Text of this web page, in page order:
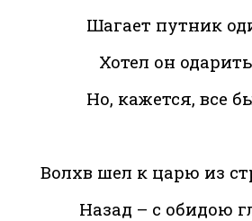
Шагает путник
Хотел он
Но, кажется, все
Волхв шел к царю из
Назад – с обидою